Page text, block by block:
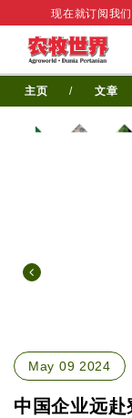
现在就订阅我
主页 / 文章
May 09 2024
中国企业远